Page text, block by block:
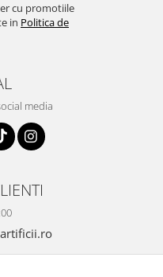
cu promotiile
in Politica de
media